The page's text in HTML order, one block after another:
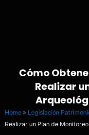
Cómo
Realizar
Home » Legislación
Realizar un Plan de